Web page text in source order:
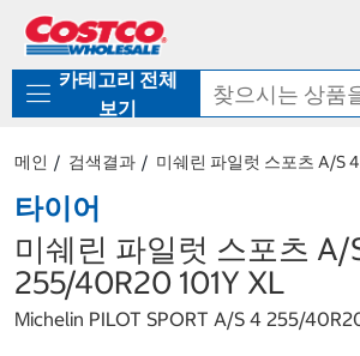
로
기
가
카테고리 전체
보기
메인 검색결과 미쉐린 파일럿 스포츠 A/S
타이어
미쉐린 파일럿 스포츠 A/
255/40R20 101Y XL
Michelin PILOT SPORT A/S 4 255/